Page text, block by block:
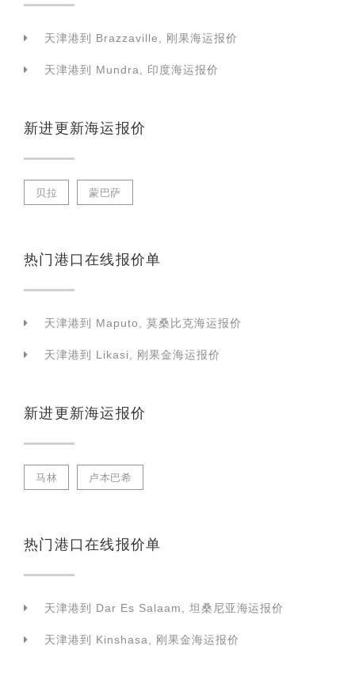
天津港到 Brazzaville, 刚果海运报价
天津港到 Mundra, 印度海运报价
新进更新海运报价
贝拉 蒙巴萨
热门港口在线报价单
天津港到 Maputo, 莫桑比克海运报价
天津港到 Likasi, 刚果金海运报价
新进更新海运报价
马林 卢本巴希
热门港口在线报价单
天津港到 Dar Es Salaam, 坦桑尼亚海运报价
天津港到 Kinshasa, 刚果金海运报价